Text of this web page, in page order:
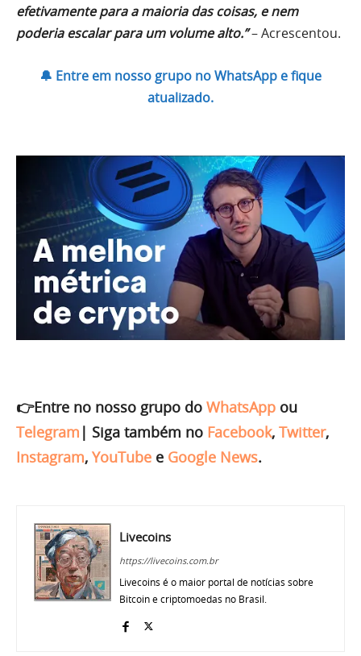
efetivamente para a maioria das coisas, e nem
poderia escalar para um volume alto.”– Acrescentou.
🔔 Entre em nosso grupo no WhatsApp e fique
atualizado.
👉Entre no nosso grupo do WhatsApp ou
Telegram | Siga também no Facebook, Twitter,
Instagram, YouTube e Google News.
Livecoins
https://livecoins.com.br
Livecoins é o maior portal de notícias sobre
Bitcoin e criptomoedas no Brasil.